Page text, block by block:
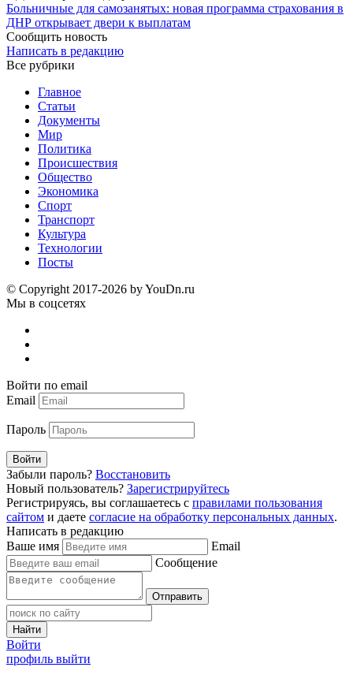
Больничные для самозанятых: новая программа страхования в
ДНР открывает двери к выплатам
Сообщить новость
Написать в редакцию
Все рубрики
Главное
Статьи
Документы
Мир
Политика
Происшествия
Общество
Экономика
Спорт
Транспорт
Культура
Технологии
Посты
© Copyright 2017-2026 by YouDn.ru
Мы в соцсетях
Войти по email
Email
Пароль
Войти
Забыли пароль? Восстановить
Новый пользователь? Зарегистрируйтесь
Регистрируясь, вы соглашаетесь с правилами пользования
сайтом и даете согласие на обработку персональных данных.
Написать в редакцию
Ваше имя
Email
Сообщение
Отправить
Найти
Войти
профиль выйти